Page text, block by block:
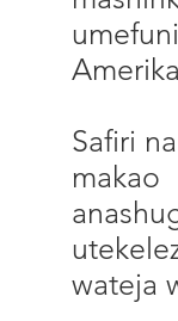
Safiri
wateja